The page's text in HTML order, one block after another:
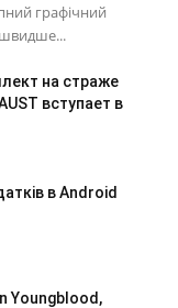
графічний
швидше...
на страже
вступает в
в Android
Youngblood,